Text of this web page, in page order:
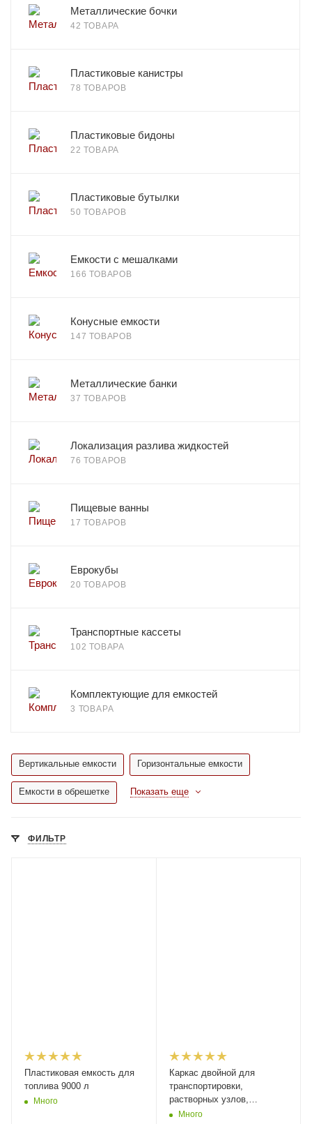
Металлические бочки
42 ТОВАРА
Пластиковые канистры
78 ТОВАРОВ
Пластиковые бидоны
22 ТОВАРА
Пластиковые бутылки
50 ТОВАРОВ
Емкости с мешалками
166 ТОВАРОВ
Конусные емкости
147 ТОВАРОВ
Металлические банки
37 ТОВАРОВ
Локализация разлива жидкостей
76 ТОВАРОВ
Пищевые ванны
17 ТОВАРОВ
Еврокубы
20 ТОВАРОВ
Транспортные кассеты
102 ТОВАРА
Комплектующие для емкостей
3 ТОВАРА
Вертикальные емкости Горизонтальные емкости
Емкости в обрешетке Показать еще
ФИЛЬТР
Пластиковая емкость для
топлива 9000 л
Много
Каркас двойной для
транспортировки,
растворных узлов,
агротехники на 10000
Много